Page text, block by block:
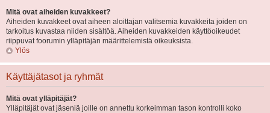
Mitä ovat aiheiden kuvakkeet?
Aiheiden kuvakkeet ovat aiheen aloittajan valitsemia kuvakkeita joiden on
tarkoitus kuvastaa niiden sisältöä. Aiheiden kuvakkeiden käyttöoikeudet
riippuvat foorumin ylläpitäjän määrittelemistä oikeuksista.
Ylös
Käyttäjätasot ja ryhmät
Mitä ovat ylläpitäjät?
Ylläpitäjät ovat jäseniä joille on annettu korkeimman tason kontrolli koko